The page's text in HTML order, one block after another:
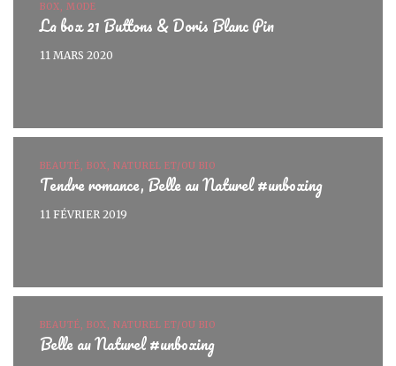
BOX, MODE
La box 21 Buttons & Doris Blanc Pin
11 MARS 2020
BEAUTÉ, BOX, NATUREL ET/OU BIO
Tendre romance, Belle au Naturel #unboxing
11 FÉVRIER 2019
BEAUTÉ, BOX, NATUREL ET/OU BIO
Belle au Naturel #unboxing